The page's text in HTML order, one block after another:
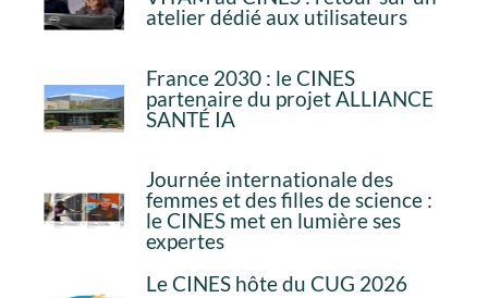
atelier dédié aux utilisateurs
France 2030 : le CINES
partenaire du projet ALLIANCE
SANTÉ IA
Journée internationale des
femmes et des filles de science :
le CINES met en lumière ses
expertes
Le CINES hôte du CUG 2026